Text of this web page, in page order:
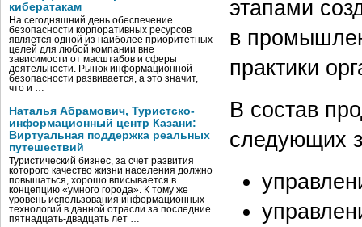
кибератакам
На сегодняшний день обеспечение
безопасности корпоративных ресурсов
является одной из наиболее приоритетных
целей для любой компании вне
зависимости от масштабов и сферы
деятельности. Рынок информационной
безопасности развивается, а это значит,
что и …
Наталья Абрамович, Туристско-
информационный центр Казани:
Виртуальная поддержка реальных
путешествий
Туристический бизнес, за счет развития
которого качество жизни населения должно
повышаться, хорошо вписывается в
концепцию «умного города». К тому же
уровень использования информационных
технологий в данной отрасли за последние
пятнадцать-двадцать лет …
этапами
в
практики
В состав
следующих